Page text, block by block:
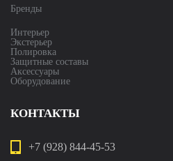
Бренды
Интерьер
Экстерьер
Полировка
Защитные составы
Аксессуары
Оборудование
КОНТАКТЫ
+7 (928) 844-45-53